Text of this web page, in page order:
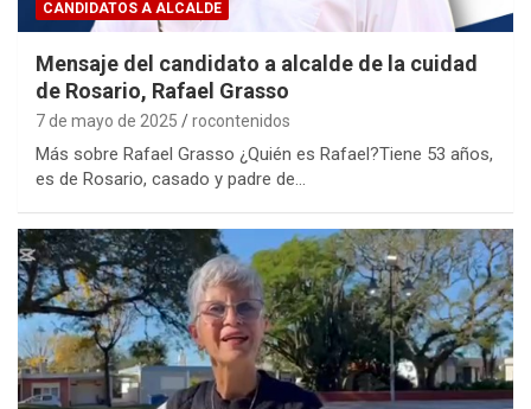
CANDIDATOS A ALCALDE
Mensaje del candidato a alcalde de la cuidad
de Rosario, Rafael Grasso
7 de mayo de 2025 rocontenidos
Más sobre Rafael Grasso ¿Quién es Rafael?Tiene 53 años,
es de Rosario, casado y padre de…